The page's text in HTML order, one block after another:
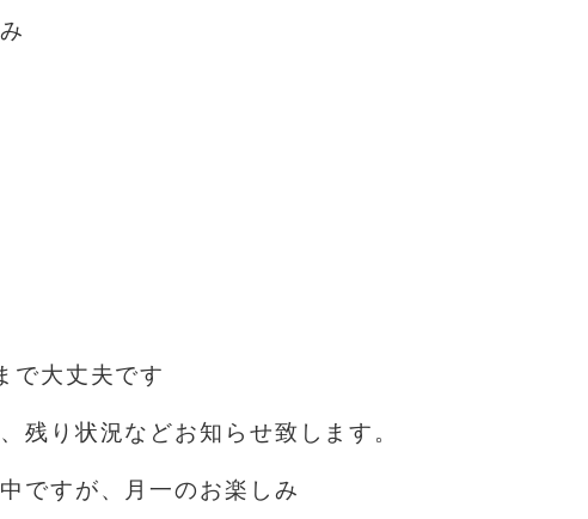
で大丈夫です
残り状況などお知らせ致します。
ですが、月一のお楽しみ